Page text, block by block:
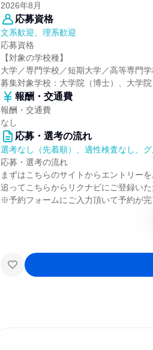
2026年8月
応募資格
文系歓迎、理系歓迎
応募資格
【対象の学校種】
大学／専門学校／短期大学／高等専門学
募集対象学校：大学院（博士）、大学
報酬・交通費
報酬・交通費
なし
応募・選考の流れ
選考なし（先着順）、適性検査なし、
応募・選考の流れ
まずはこちらのサイトからエントリーを
追ってこちらからリクナビにご登録い
※予約フォームにご入力頂いて予約が完